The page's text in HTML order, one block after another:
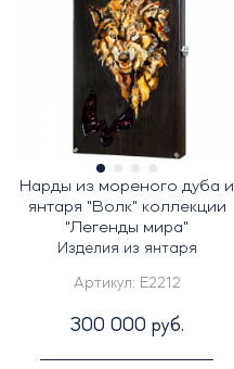
Нарды из мореного дуба и
янтаря "Волк" коллекции
"Легенды мира"
Изделия из янтаря
Артикул: E2212
300 000 руб.